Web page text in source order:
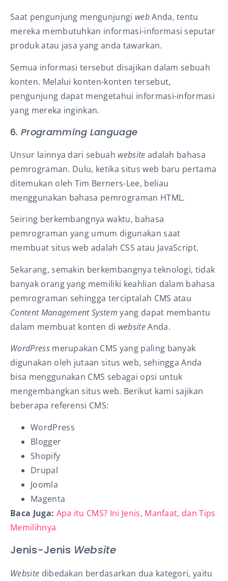
Saat pengunjung mengunjungi webAnda, tentu
mereka membutuhkan informasi-informasi seputar
produk atau jasa yang anda tawarkan.
Semua informasi tersebut disajikan dalam sebuah
konten. Melalui konten-konten tersebut,
pengunjung dapat mengetahui informasi-informasi
yang mereka inginkan.
6. Programming Language
Unsur lainnya dari sebuah website adalah bahasa
pemrograman. Dulu, ketika situs web baru pertama
ditemukan oleh Tim Berners-Lee, beliau
menggunakan bahasa pemrograman HTML.
Seiring berkembangnya waktu, bahasa
pemrograman yang umum digunakan saat
membuat situs web adalah CSS atau JavaScript.
Sekarang, semakin berkembangnya teknologi, tidak
banyak orang yang memiliki keahlian dalam bahasa
pemrograman sehingga terciptalah CMS atau
Content Management System yang dapat membantu
dalam membuat konten di websiteAnda.
WordPressmerupakan CMS yang paling banyak
digunakan oleh jutaan situs web, sehingga Anda
bisa menggunakan CMS sebagai opsi untuk
mengembangkan situs web. Berikut kami sajikan
beberapa referensi CMS:
WordPress
Blogger
Shopify
Drupal
Joomla
Magenta
Baca Juga: Apa itu CMS? Ini Jenis, Manfaat, dan Tips
Memilihnya
Jenis-Jenis Website
Website dibedakan berdasarkan dua kategori, yaitu